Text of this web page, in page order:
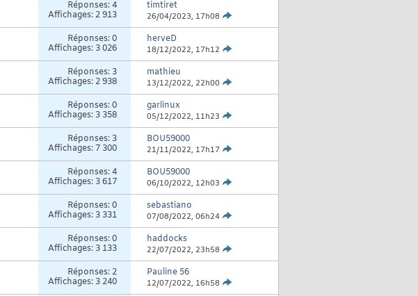
Réponses:4
Affichages: 2 913
timtiret
26/04/2023, 17h08
Réponses:0
Affichages: 3 026
herveD
18/12/2022, 17h12
Réponses: 3
Affichages: 2 938
mathieu
13/12/2022, 22h00
Réponses:0
Affichages: 3 358
garlinux
05/12/2022, 11h23
Réponses: 3
Affichages: 7 300
BOU59000
21/11/2022, 17h17
Réponses:4
Affichages: 3 617
BOU59000
06/10/2022, 12h03
Réponses:0
Affichages: 3 331
sebastiano
07/08/2022, 06h24
Réponses:0
Affichages: 3 133
haddocks
22/07/2022, 23h58
Réponses: 2
Affichages: 3 240
Pauline 56
12/07/2022, 16h58